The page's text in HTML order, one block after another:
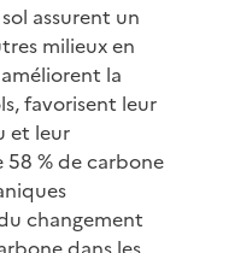
assurent un
milieux en
la
favorisent leur
et leur
% de carbone
changement